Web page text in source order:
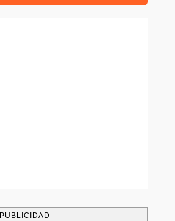
PUBLICIDAD